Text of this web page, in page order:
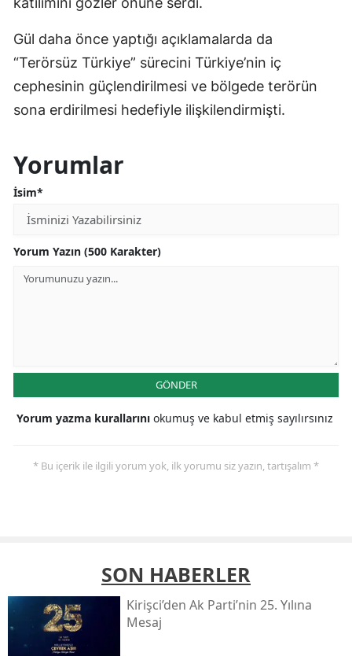
Gül daha önce yaptığı açıklamalarda da
“Terörsüz Türkiye” sürecini Türkiye’nin iç
cephesinin güçlendirilmesi ve bölgede terörün
sona erdirilmesi hedefiyle ilişkilendirmişti.
Yorumlar
İsim*
Yorum Yazın (500 Karakter)
GÖNDER
Yorum yazma kurallarını okumuş ve kabul etmiş sayılırsınız
* Bu içerik ile ilgili yorum yok, ilk yorumu siz yazın, tartışalım *
SON HABERLER
Kirişci’den Ak Parti’nin 25. Yılına
Mesaj